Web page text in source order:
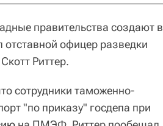
правительства создают в
офицер разведки
Риттер.
сотрудники таможенно-
"по приказу" госдепа при